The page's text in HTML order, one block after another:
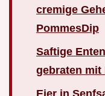
cremige
PommesDip
Saftige
gebraten mit